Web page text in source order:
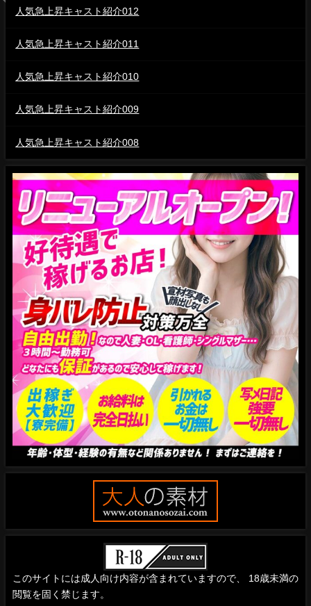
人気急上昇キャスト紹介012
人気急上昇キャスト紹介011
人気急上昇キャスト紹介010
人気急上昇キャスト紹介009
人気急上昇キャスト紹介008
このサイトには成人向け内容が含まれていますので、 18歳未満の
閲覧を固く禁じます。